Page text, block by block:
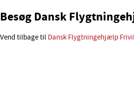
Besøg Dansk
Vend tilbage tilDansk Flygtningehjælp